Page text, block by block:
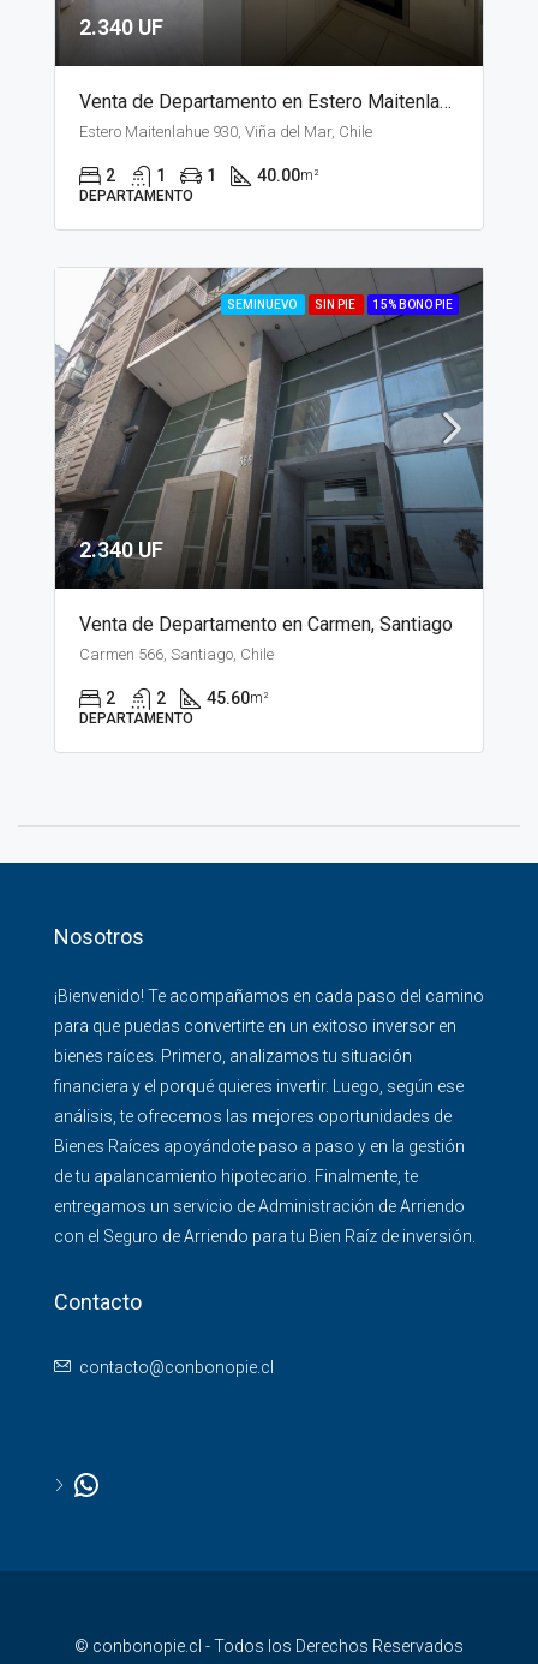
2.340 UF
Venta de Departamento en Estero Maitenlahue, Santiago
Estero Maitenlahue 930, Viña del Mar, Chile
2 1 1 40.00m²
DEPARTAMENTO
SEMINUEVO SIN PIE 15% BONO PIE
2.340 UF
Venta de Departamento en Carmen, Santiago
Carmen 566, Santiago, Chile
2 2 45.60m²
DEPARTAMENTO
Nosotros
¡Bienvenido! Te acompañamos en cada paso del camino
para que puedas convertirte en un exitoso inversor en
bienes raíces. Primero, analizamos tu situación
financiera y el porqué quieres invertir. Luego, según ese
análisis, te ofrecemos las mejores oportunidades de
Bienes Raíces apoyándote paso a paso y en la gestión
de tu apalancamiento hipotecario. Finalmente, te
entregamos un servicio de Administración de Arriendo
con el Seguro de Arriendo para tu Bien Raíz de inversión.
Contacto
contacto@conbonopie.cl
© conbonopie.cl - Todos los Derechos Reservados